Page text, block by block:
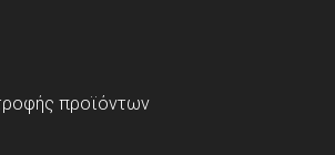
προϊόντων